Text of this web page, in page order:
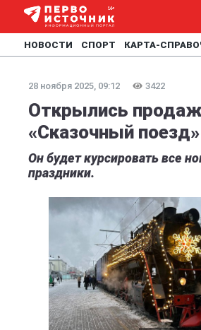
НОВОСТИ СПОРТ КАРТА-
28 ноября 2025, 09:12 3422
Открылись
«Сказочный
Он будет курсировать все
праздники.